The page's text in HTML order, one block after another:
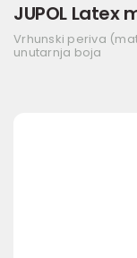
JUPOL Latex
Vrhunski periva
unutarnja boja